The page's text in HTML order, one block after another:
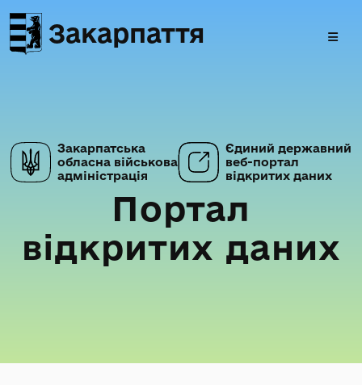
Закарпаття
Закарпатська
обласна військова
адміністрація
Єдиний державний
веб-портал
відкритих даних
Портал
відкритих даних